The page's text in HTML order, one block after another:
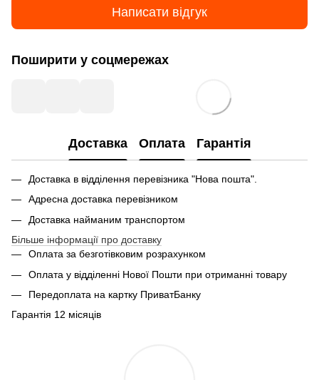
Написати відгук
Поширити у соцмережах
Доставка Оплата Гарантія
Доставка в відділення перевізника "Нова пошта".
Адресна доставка перевізником
Доставка найманим транспортом
Більше інформації про доставку
Оплата за безготівковим розрахунком
Оплата у відділенні Нової Пошти при отриманні товару
Передоплата на картку ПриватБанку
Гарантія 12 місяців